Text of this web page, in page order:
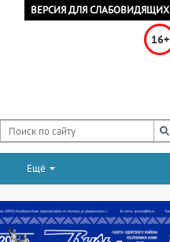
ВЕРСИЯ ДЛЯ СЛАБОВИДЯЩИХ
16+
Ещё